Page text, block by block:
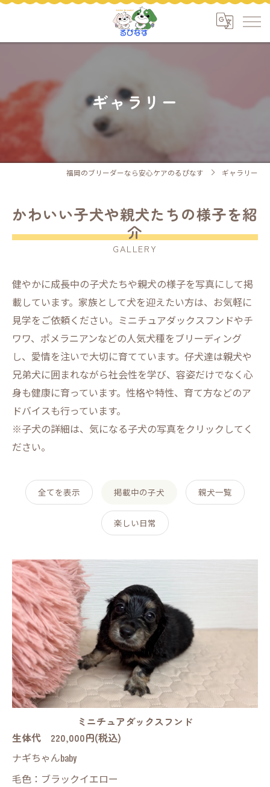
ギャラリー
福岡のブリーダーなら安心ケアのるぴなす ギャラリー
かわいい子犬や親犬たちの様子を紹
介
GALLERY
健やかに成長中の子犬たちや親犬の様子を写真にして掲
載しています。家族として犬を迎えたい方は、お気軽に
見学をご依頼ください。ミニチュアダックスフンドやチ
ワワ、ポメラニアンなどの人気犬種をブリーディング
し、愛情を注いで大切に育てています。仔犬達は親犬や
兄弟犬に囲まれながら社会性を学び、容姿だけでなく心
身も健康に育っています。性格や特性、育て方などのア
ドバイスも行っています。
※子犬の詳細は、気になる子犬の写真をクリックしてく
ださい。
全てを表示 掲載中の子犬 親犬一覧
楽しい日常
ミニチュアダックスフンド
生体代 220,000円(税込)
ナギちゃんbaby
毛色：ブラックイエロー